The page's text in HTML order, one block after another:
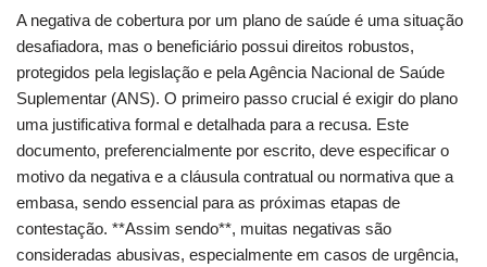
A negativa de cobertura por um plano de saúde é uma situação
desafiadora, mas o beneficiário possui direitos robustos,
protegidos pela legislação e pela Agência Nacional de Saúde
Suplementar (ANS). O primeiro passo crucial é exigir do plano
uma justificativa formal e detalhada para a recusa. Este
documento, preferencialmente por escrito, deve especificar o
motivo da negativa e a cláusula contratual ou normativa que a
embasa, sendo essencial para as próximas etapas de
contestação. **Assim sendo**, muitas negativas são
consideradas abusivas, especialmente em casos de urgência,